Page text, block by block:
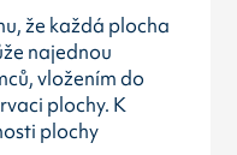
že každá plocha
najednou
vložením do
plochy. K
plochy